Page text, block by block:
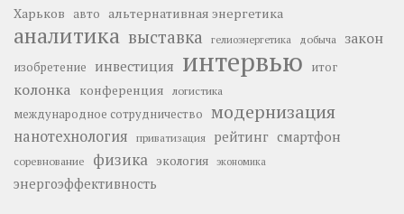
Харьков авто альтернативная энергетика
аналитика выставка гелиоэнергетика добыча закон
изобретение инвестиция интервью итог
колонка конференция логистика
международное сотрудничество модернизация
нанотехнология приватизация рейтинг смартфон
соревнование физика экология экономика
энергоэффективность